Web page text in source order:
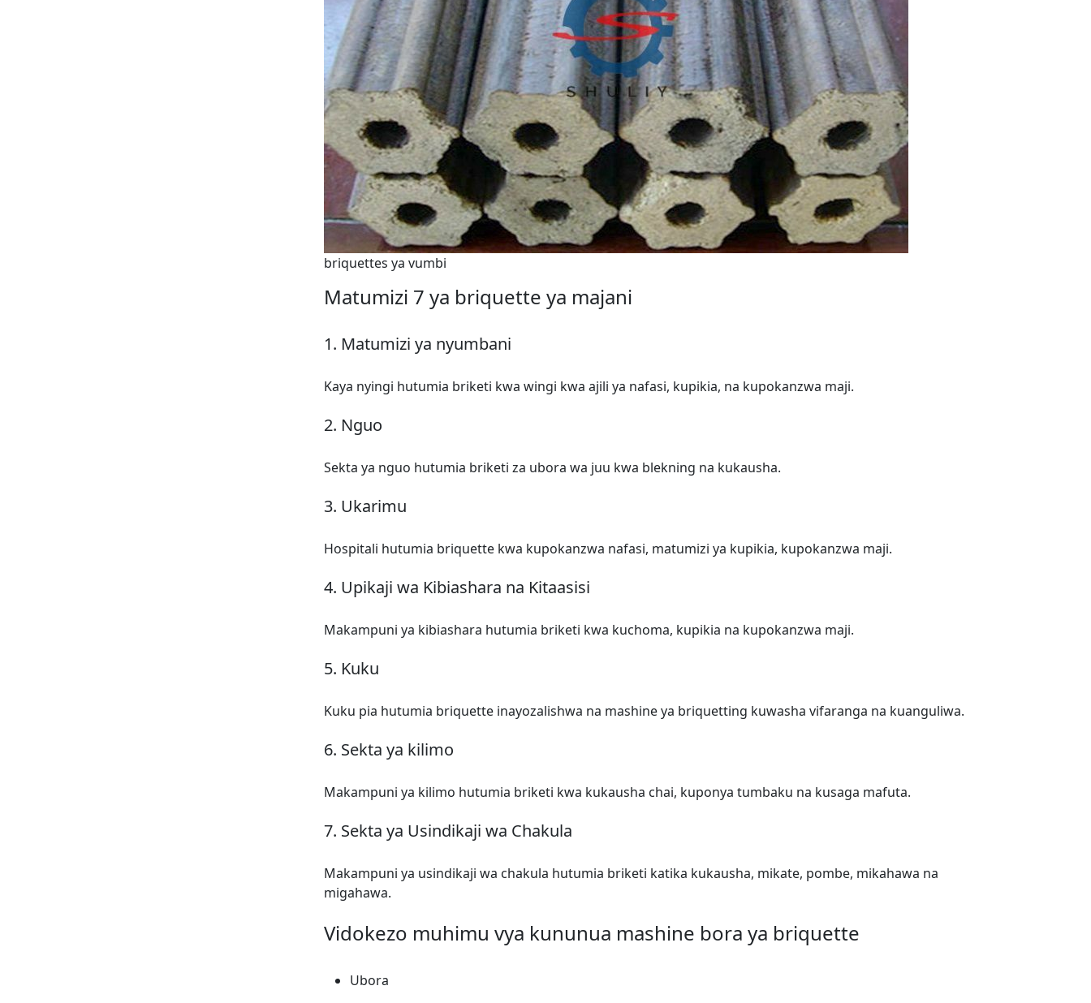
briquettes ya vumbi
Matumizi 7 ya briquette ya majani
1. Matumizi ya nyumbani
Kaya nyingi hutumia briketi kwa wingi kwa ajili ya nafasi, kupikia, na kupokanzwa maji.
2. Nguo
Sekta ya nguo hutumia briketi za ubora wa juu kwa blekning na kukausha.
3. Ukarimu
Hospitali hutumia briquette kwa kupokanzwa nafasi, matumizi ya kupikia, kupokanzwa maji.
4. Upikaji wa Kibiashara na Kitaasisi
Makampuni ya kibiashara hutumia briketi kwa kuchoma, kupikia na kupokanzwa maji.
5. Kuku
Kuku pia hutumia briquette inayozalishwa na mashine ya briquetting kuwasha vifaranga na kuanguliwa.
6. Sekta ya kilimo
Makampuni ya kilimo hutumia briketi kwa kukausha chai, kuponya tumbaku na kusaga mafuta.
7. Sekta ya Usindikaji wa Chakula
Makampuni ya usindikaji wa chakula hutumia briketi katika kukausha, mikate, pombe, mikahawa na
migahawa.
Vidokezo muhimu vya kununua mashine bora ya briquette
Ubora